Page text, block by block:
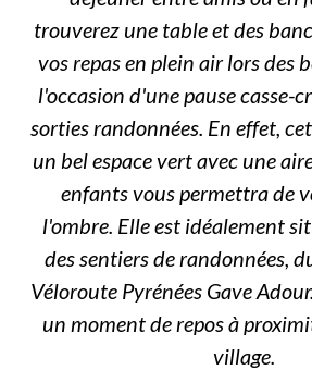
trouverez une table et des
vos repas en plein air lors des
l'occasion d'une pause casse-
sorties randonnées. En effet,
un bel espace vert avec une
enfants vous permettra de
l'ombre. Elle est idéalement
des sentiers de randonnées,
Véloroute Pyrénées Gave
un moment de repos à
village.